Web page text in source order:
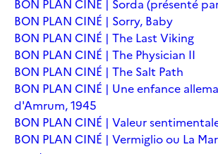
BON PLAN CINÉ | Sorda (présenté
BON PLAN CINÉ | Sorry, Baby
BON PLAN CINÉ | The Last Viking
BON PLAN CINÉ | The Physician II
BON PLAN CINÉ | The Salt Path
BON PLAN CINÉ | Une enfance
d'Amrum, 1945
BON PLAN CINÉ | Valeur
BON PLAN CINÉ | Vermiglio ou La